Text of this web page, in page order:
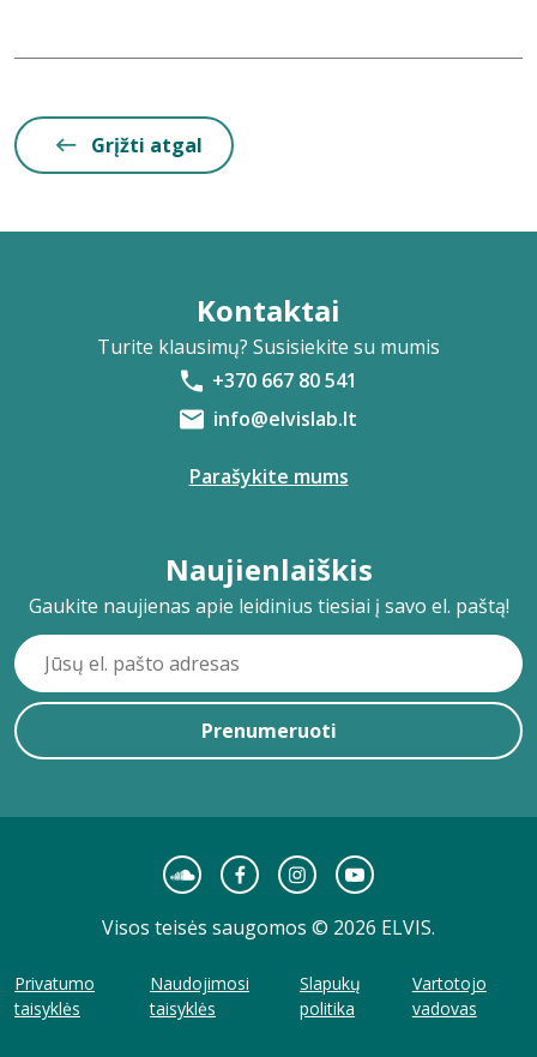
Grįžti atgal
Kontaktai
Turite klausimų? Susisiekite su mumis
+370 667 80 541
info@elvislab.lt
Parašykite mums
Naujienlaiškis
Gaukite naujienas apie leidinius tiesiai į savo el. paštą!
Prenumeruoti
Visos teisės saugomos © 2026 ELVIS.
Privatumo
taisyklės
Naudojimosi
taisyklės
Slapukų
politika
Vartotojo
vadovas